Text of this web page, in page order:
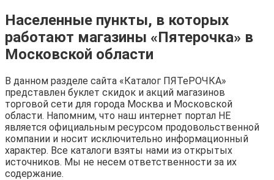
Населенные пункты, в которых
работают магазины «Пятерочка» в
Московской области
В данном разделе сайта «Каталог ПЯТеРОЧКА»
представлен буклет скидок и акций магазинов
торговой сети для города Москва и Московской
области. Напомним, что наш интернет портал НЕ
является официальным ресурсом продовольственной
компании и носит исключительно информационный
характер. Все каталоги взяты нами из открытых
источников. Мы не несем ответственности за их
содержание.